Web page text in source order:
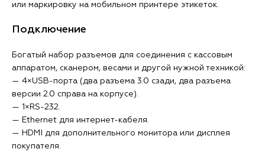
или маркировку на мобильном принтере этикеток.
Подключение
Богатый набор разъемов для соединения с кассовым
аппаратом, сканером, весами и другой нужной техникой:
— 4×USB-порта (два разъема 3.0 сзади, два разъема
версии 2.0 справа на корпусе).
— 1×RS-232.
— Ethernet для интернет-кабеля.
— HDMI для дополнительного монитора или дисплея
покупателя.